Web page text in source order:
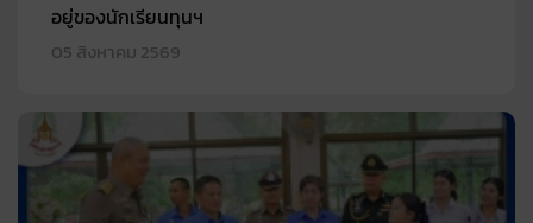
05 สิงหาคม 2569
อยู่ของนักเรียนทุนฯ